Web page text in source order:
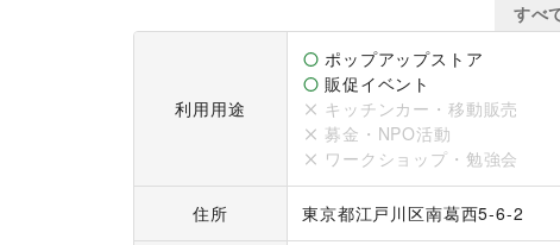
・ウォーターサーバー
※勧誘・PR系の催事イベントに関しまして、カレン
でお断りさせていただく場合もございます。あらか
すべ
利用用途
ポップアップストア
販促イベント
キッチンカー・移動販売
募金・NPO活動
ワークショップ・勉強会
住所 東京都江戸川区南葛西5-6-2